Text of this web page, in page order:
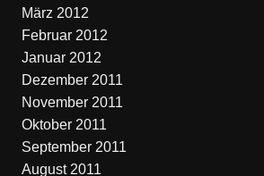
März 2012
Februar 2012
Januar 2012
Dezember 2011
November 2011
Oktober 2011
September 2011
August 2011